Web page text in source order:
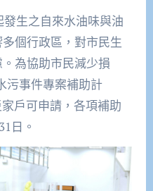
生之自來水油味與油
個行政區，對市民生
為協助市民減少損
污事件專案補助計
戶可申請，各項補助
日。